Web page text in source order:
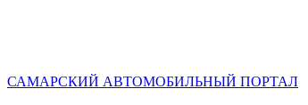
САМАРСКИЙ АВТОМОБИЛЬНЫЙ ПОРТАЛ